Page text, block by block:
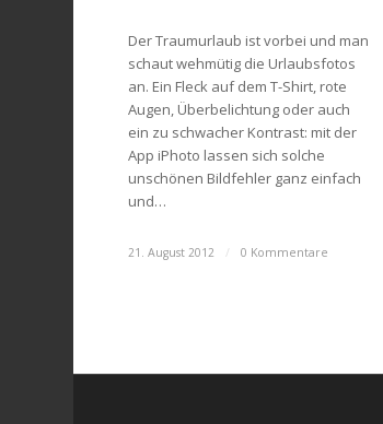
Der Traumurlaub ist vorbei und man
schaut wehmütig die Urlaubsfotos
an. Ein Fleck auf dem T-Shirt, rote
Augen, Überbelichtung oder auch
ein zu schwacher Kontrast: mit der
App iPhoto lassen sich solche
unschönen Bildfehler ganz einfach
und…
21. August 2012 / 0 Kommentare